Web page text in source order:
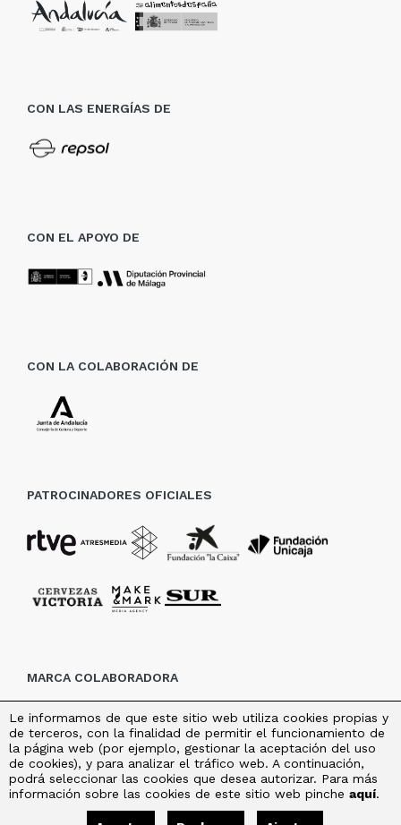
CON LAS ENERGÍAS DE
CON EL APOYO DE
CON LA COLABORACIÓN DE
PATROCINADORES OFICIALES
MARCA COLABORADORA
Le informamos de que este sitio web utiliza cookies propias y
de terceros, con la finalidad de permitir el funcionamiento de
la página web (por ejemplo, gestionar la aceptación del uso
de cookies), y para analizar el tráfico web. A continuación,
podrá seleccionar las cookies que desea autorizar. Para más
información sobre las cookies de este sitio web pinche aquí.